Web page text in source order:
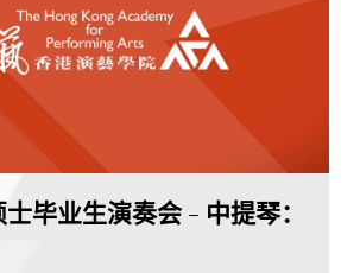
毕业生演奏会 - 中提琴：